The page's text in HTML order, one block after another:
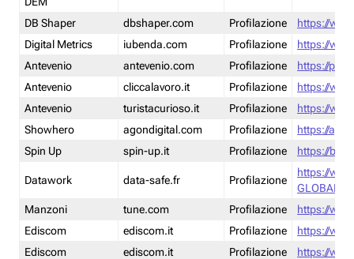
DB Shaper
dbshaper.com Profilazione
https://
Digital Metrics
iubenda.com Profilazione
https://
Antevenio
antevenio.com Profilazione
https://
Antevenio
cliccalavoro.it Profilazione
https://
Antevenio
turistacurioso.it Profilazione
https://
Showhero
agondigital.com Profilazione
https://
Spin Up
spin-up.it Profilazione https://
Datawork data-safe.fr Profilazione
https://
GLOBAL-
Manzoni
tune.com Profilazione
https://
Ediscom
ediscom.it Profilazione
https://
Ediscom
ediscom.it Profilazione
https://